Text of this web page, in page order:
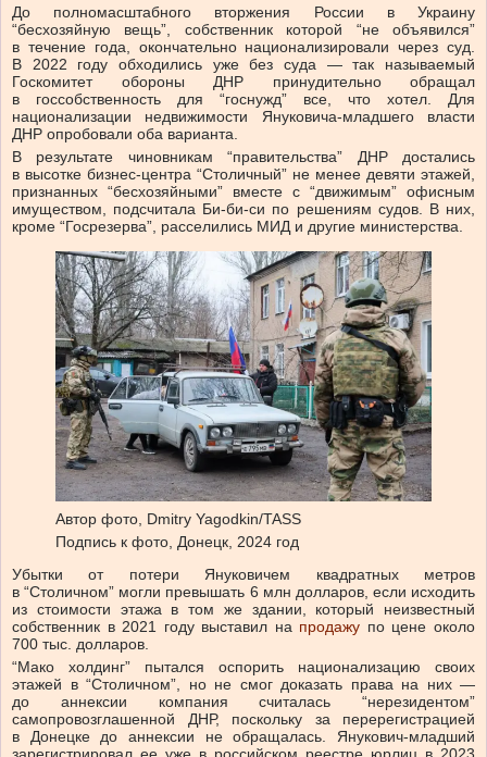
До полномасштабного вторжения России в Украину
“бесхозяйную вещь”, собственник которой “не объявился”
в течение года, окончательно национализировали через суд.
В 2022 году обходились уже без суда — так называемый
Госкомитет обороны ДНР принудительно обращал
в госсобственность для “госнужд” все, что хотел. Для
национализации недвижимости Януковича-младшего власти
ДНР опробовали оба варианта.
В результате чиновникам “правительства” ДНР достались
в высотке бизнес-центра “Столичный” не менее девяти этажей,
признанных “бесхозяйными” вместе с “движимым” офисным
имуществом, подсчитала Би-би-си по решениям судов. В них,
кроме “Госрезерва”, расселились МИД и другие министерства.
Автор фото, Dmitry Yagodkin/TASS
Подпись к фото, Донецк, 2024 год
Убытки от потери Януковичем квадратных метров
в “Столичном” могли превышать 6 млн долларов, если исходить
из стоимости этажа в том же здании, который неизвестный
собственник в 2021 году выставил на продажу по цене около
700 тыс. долларов.
“Мако холдинг” пытался оспорить национализацию своих
этажей в “Столичном”, но не смог доказать права на них —
до аннексии компания считалась “нерезидентом”
самопровозглашенной ДНР, поскольку за перерегистрацией
в Донецке до аннексии не обращалась. Янукович-младший